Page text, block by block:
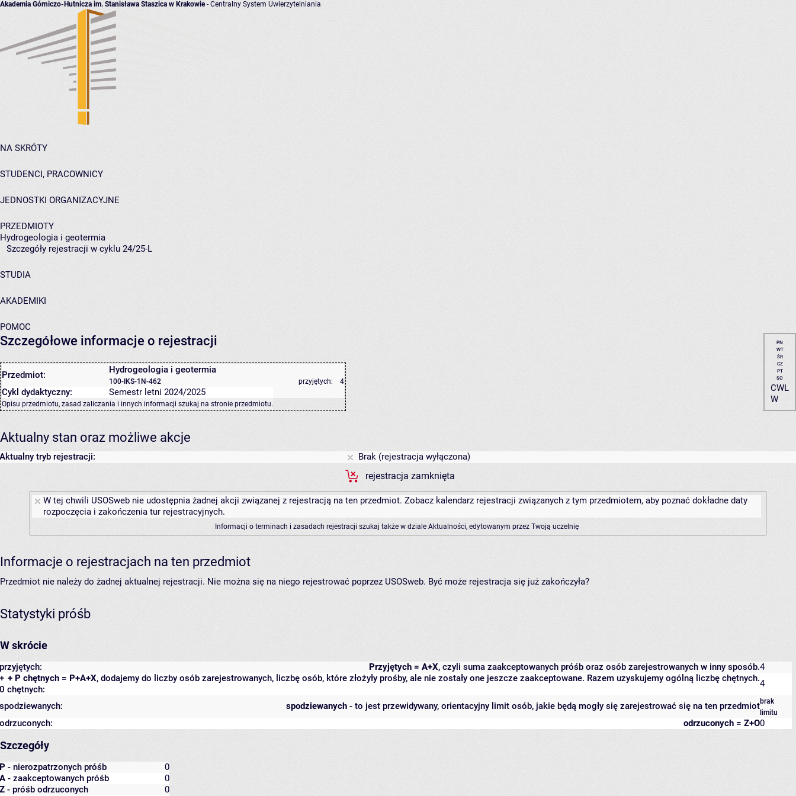
Akademia Górniczo-Hutnicza im. Stanisława Staszica w Krakowie- Centralny System Uwierzytelniania
NA SKRÓTY
STUDENCI, PRACOWNICY
JEDNOSTKI ORGANIZACYJNE
PRZEDMIOTY
Hydrogeologia i geotermia
Szczegóły rejestracji w cyklu 24/25-L
STUDIA
AKADEMIKI
POMOC
Szczegółowe informacje o rejestracji
Przedmiot: Hydrogeologia i geotermia
100-IKS-1N-462 przyjętych: 4
Cykl dydaktyczny: Semestr letni 2024/2025
Opisu przedmiotu, zasad zaliczania i innych informacji szukaj na stronie przedmiotu.
PN
WT
ŚR
CZ
PT
SO
CWL
W
Aktualny stan oraz możliwe akcje
Aktualny tryb rejestracji:
Brak (rejestracja wyłączona)
rejestracja zamknięta
W tej chwili USOSweb nie udostępnia żadnej akcji związanej z rejestracją na ten przedmiot. Zobacz kalendarz rejestracji związanych z tym przedmiotem, aby poznać dokładne daty
rozpoczęcia i zakończenia tur rejestracyjnych.
Informacji o terminach i zasadach rejestracji szukaj także w dziale Aktualności, edytowanym przez Twoją uczelnię
Informacje o rejestracjach na ten przedmiot
Przedmiot nie należy do żadnej aktualnej rejestracji. Nie można się na niego rejestrować poprzez USOSweb. Być może rejestracja się już zakończyła?
Statystyki próśb
W skrócie
Przyjętych = A+X, czyli suma zaakceptowanych próśb oraz osób zarejestrowanych w inny sposób.
przyjętych:
4
+ P chętnych = P+A+X, dodajemy do liczby osób zarejestrowanych, liczbę osób, które złożyły prośby, ale nie zostały one jeszcze zaakceptowane. Razem uzyskujemy ogólną liczbę chętnych.
+
0 chętnych:
4
spodziewanych - to jest przewidywany, orientacyjny limit osób, jakie będą mogły się zarejestrować się na ten przedmiot
spodziewanych:
brak
limitu
odrzuconych = Z+O
odrzuconych: 0
Szczegóły
P - nierozpatrzonych próśb
0
A - zaakceptowanych próśb
0
Z - próśb odrzuconych
0